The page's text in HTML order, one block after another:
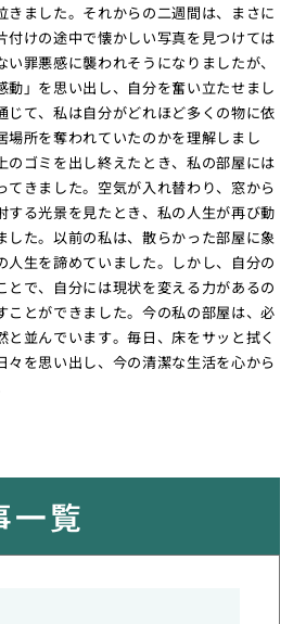
きました。それからの二週間は、まさに
付けの途中で懐かしい写真を見つけては
罪悪感に襲われそうになりましたが、
動」を思い出し、自分を奮い立たせまし
じて、私は自分がどれほど多くの物に依
場所を奪われていたのかを理解しまし
のゴミを出し終えたとき、私の部屋には
てきました。空気が入れ替わり、窓から
する光景を見たとき、私の人生が再び動
した。以前の私は、散らかった部屋に象
人生を諦めていました。しかし、自分の
とで、自分には現状を変える力があるの
ことができました。今の私の部屋は、必
と並んでいます。毎日、床をサッと拭く
々を思い出し、今の清潔な生活を心から
一覧